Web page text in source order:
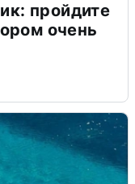
пройдите
очень